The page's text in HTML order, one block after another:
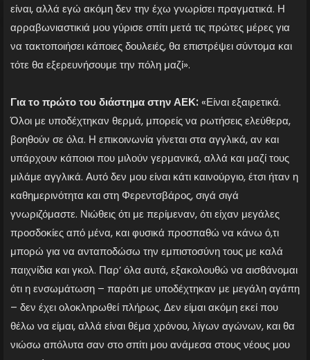
είναι, αλλά εγώ ακόμη δεν την έχω γνωρίσει πραγματικά. Η
αρραβωνιαστικιά μου γύρισε σπίτι μετά τις πρώτες μέρες για
να τακτοποιήσει κάποιες δουλειές, θα επιστρέψει σύντομα και
τότε θα εξερευνήσουμε την πόλη μαζί».
Για το πρώτο του διάστημα στην ΑΕΚ: «Είναι εξαιρετικά.
Όλοι με υποδέχτηκαν θερμά, μπορείς να ρωτήσεις ελεύθερα,
βοηθούν σε όλα. Η επικοινωνία γίνεται στα αγγλικά, αν και
υπάρχουν κάποιοι που μιλούν γερμανικά, αλλά και μαζί τους
μιλάμε αγγλικά. Αυτό δεν μου είναι κάτι καινούργιο, έτσι ήταν η
καθημερινότητα και στη Φερεντσβάρος, σιγά σιγά
γνωριζόμαστε. Νιώθεις ότι με περίμεναν, ότι είχαν μεγάλες
προσδοκίες από μένα, και φυσικά προσπαθώ να κάνω ό,τι
μπορώ για να ανταποδώσω την εμπιστοσύνη τους με καλά
παιχνίδια και γκολ. Παρ’ όλα αυτά, εξακολουθώ να αισθάνομαι
ότι η ενσωμάτωση – παρότι με υποδέχτηκαν με μεγάλη αγάπη
– δεν έχει ολοκληρωθεί πλήρως. Δεν είμαι ακόμη εκεί που
θέλω να είμαι, αλλά είναι θέμα χρόνου, λίγων αγώνων, και θα
νιώσω απόλυτα σαν στο σπίτι μου ανάμεσα στους νέους μου